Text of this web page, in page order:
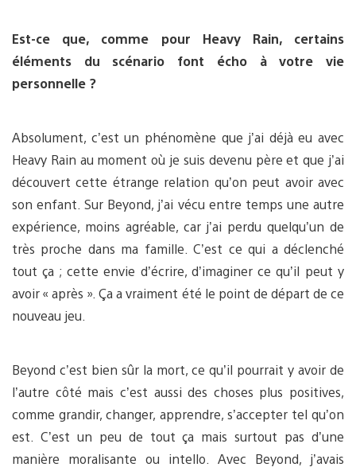
Est-ce que, comme pour Heavy Rain, certains
éléments du scénario font écho à votre vie
personnelle ?
Absolument, c’est un phénomène que j’ai déjà eu avec
Heavy Rain au moment où je suis devenu père et que j’ai
découvert cette étrange relation qu’on peut avoir avec
son enfant. Sur Beyond, j’ai vécu entre temps une autre
expérience, moins agréable, car j’ai perdu quelqu’un de
très proche dans ma famille. C’est ce qui a déclenché
tout ça ; cette envie d’écrire, d’imaginer ce qu’il peut y
avoir « après ». Ça a vraiment été le point de départ de ce
nouveau jeu.
Beyond c’est bien sûr la mort, ce qu’il pourrait y avoir de
l’autre côté mais c’est aussi des choses plus positives,
comme grandir, changer, apprendre, s’accepter tel qu’on
est. C’est un peu de tout ça mais surtout pas d’une
manière moralisante ou intello. Avec Beyond, j’avais